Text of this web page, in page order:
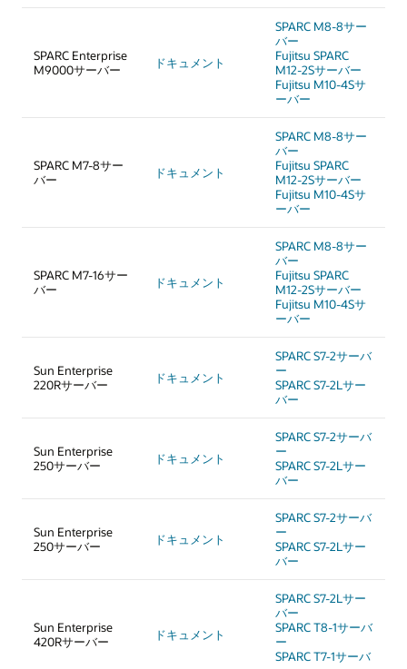
SPARC Enterprise
M9000サーバー
ドキュメント
SPARC M8-8サー
バー
Fujitsu SPARC
M12-2Sサーバー
Fujitsu M10-4Sサ
ーバー
SPARC M7-8サー
バー
ドキュメント
SPARC M8-8サー
バー
Fujitsu SPARC
M12-2Sサーバー
Fujitsu M10-4Sサ
ーバー
SPARC M7-16サー
バー
ドキュメント
SPARC M8-8サー
バー
Fujitsu SPARC
M12-2Sサーバー
Fujitsu M10-4Sサ
ーバー
Sun Enterprise
220Rサーバー
ドキュメント
SPARC S7-2サーバ
ー
SPARC S7-2Lサー
バー
Sun Enterprise
250サーバー
ドキュメント
SPARC S7-2サーバ
ー
SPARC S7-2Lサー
バー
Sun Enterprise
250サーバー
ドキュメント
SPARC S7-2サーバ
ー
SPARC S7-2Lサー
バー
Sun Enterprise
420Rサーバー
ドキュメント
SPARC S7-2Lサー
バー
SPARC T8-1サーバ
ー
SPARC T7-1サーバ